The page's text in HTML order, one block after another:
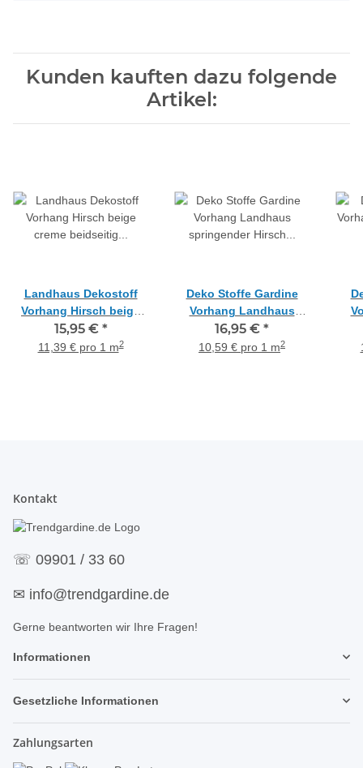
Kunden kauften dazu folgende
Artikel:
Landhaus Dekostoff
Vorhang Hirsch beige
creme beidseitig
blickdicht, Meterware
15,95 € *
11,39 € pro 1 m2
Deko Stoffe Gardine
Vorhang Landhaus
springender Hirsch
braun natur blickdicht,
16,95 € *
10,59 € pro 1 m2
Kontakt
☏ 09901 / 33 60
✉ info@trendgardine.de
Gerne beantworten wir Ihre Fragen!
Informationen
Gesetzliche Informationen
Zahlungsarten